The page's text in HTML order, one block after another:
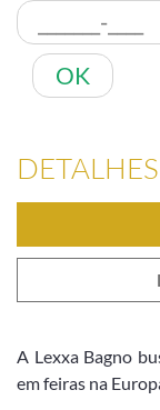
OK
A Lexxa Bagno
em feiras na